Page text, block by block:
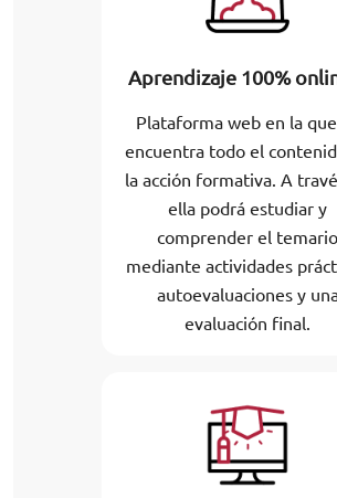
Aprendizaje 100%
Plataforma web en la
encuentra todo el
la acción formativa. A
ella podrá estudiar y
comprender el temario
mediante actividades
autoevaluaciones y
evaluación final.